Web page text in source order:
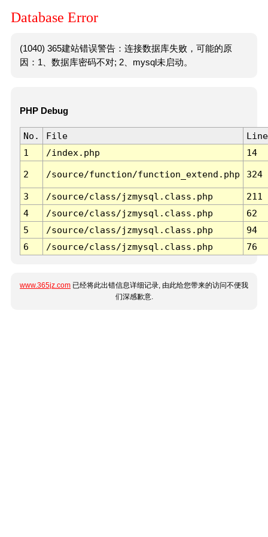
Database Error
(1040) 365建站错误警告：连接数据库失败，可能的原
因：1、数据库密码不对; 2、mysql未启动。
PHP Debug
No. File
Line
1
/index.php 14
2 /source/function/function_extend.php 324
3 /source/class/jzmysql.class.php
211
4
/source/class/jzmysql.class.php
62
5
/source/class/jzmysql.class.php
94
6
/source/class/jzmysql.class.php 76
www.365jz.com 已经将此出错信息详细记录, 由此给您带来的访问不便我
们深感歉意.